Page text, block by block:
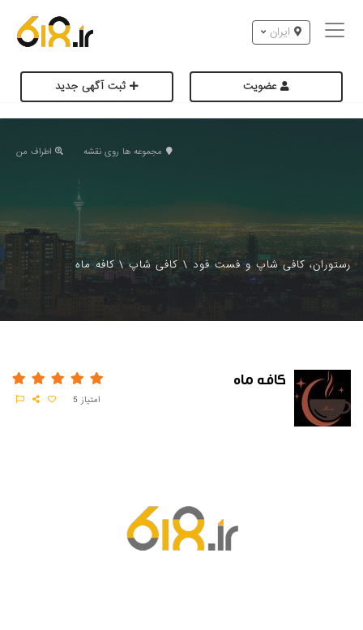
ایران
عضویت ثبت آگهی جدید
مجموعه ها روی نقشه اطراف من
رستوران، کافی شاپ و فست فود \كافی شاپ\کافه ماه
کافه ماه
امتیاز 5